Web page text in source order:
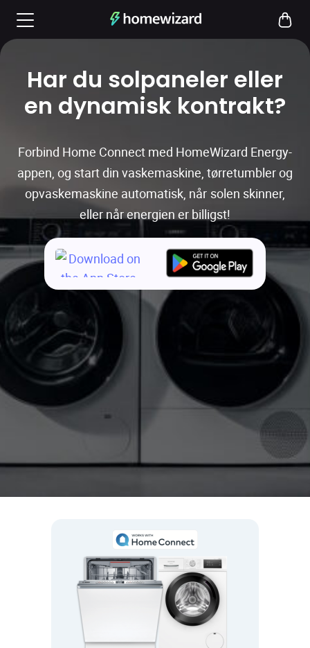
Har du solpaneler eller
en dynamisk kontrakt?
Forbind Home Connect med HomeWizard Energy-
appen, og start din vaskemaskine, tørretumbler og
opvaskemaskine automatisk, når solen skinner,
eller når energien er billigst!